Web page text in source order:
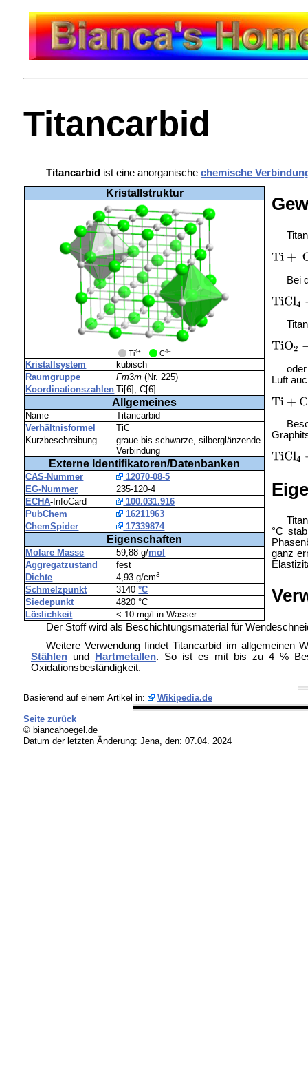
Titancarbid
Titancarbid ist eine anorganische chemische
Kristallstruktur
Ti4+ _ C4−
Kristallsystem
kubisch
Raumgruppe
Fm3m (Nr. 225)
Koordinationszahlen Ti[6], C[6]
Allgemeines
Name
Titancarbid
Verhältnisformel
TiC
Kurzbeschreibung
graue bis schwarze, silberglänzende
Verbindung
Externe Identifikatoren/Datenbanken
CAS-Nummer
12070-08-5
EG-Nummer
235-120-4
ECHA-InfoCard
100.031.916
PubChem
16211963
ChemSpider
17339874
Eigenschaften
Molare Masse 59,88 g/mol
Aggregatzustand
fest
Dichte
4,93 g/cm3
Schmelzpunkt 3140°C
Siedepunkt
4820 °C
Löslichkeit
< 10 mg/l in Wasser
Bei
Luft
°C
ganz
Der Stoff wird als Beschichtungsmaterial für
Weitere Verwendung findet Titancarbid im allgemeinen
Stählenund Hartmetallen. So ist es mit bis zu 4 %
Oxidationsbeständigkeit.
Basierend auf einem Artikel in: Wikipedia.de
Seite zurück
© biancahoegel.de
Datum der letzten Änderung: Jena, den: 07.04. 2024